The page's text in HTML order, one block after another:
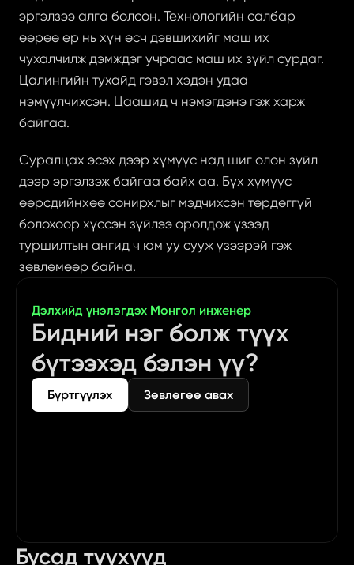
эргэлзээ алга болсон. Технологийн салбар
өөрөө ер нь хүн өсч дэвшихийг маш их
чухалчилж дэмждэг учраас маш их зүйл сурдаг.
Цалингийн тухайд гэвэл хэдэн удаа
нэмүүлчихсэн. Цаашид ч нэмэгдэнэ гэж харж
байгаа.
Суралцах эсэх дээр хүмүүс над шиг олон зүйл
дээр эргэлзэж байгаа байх аа. Бүх хүмүүс
өөрсдийнхөө сонирхлыг мэдчихсэн төрдөггүй
болохоор хүссэн зүйлээ оролдож үзээд
туршилтын ангид ч юм уу сууж үзээрэй гэж
зөвлөмөөр байна.
Дэлхийд үнэлэгдэх Монгол инженер
Бидний нэг болж түүх
бүтээхэд бэлэн үү?
Бүртгүүлэх Зөвлөгөө авах
Бусад түүхүүд